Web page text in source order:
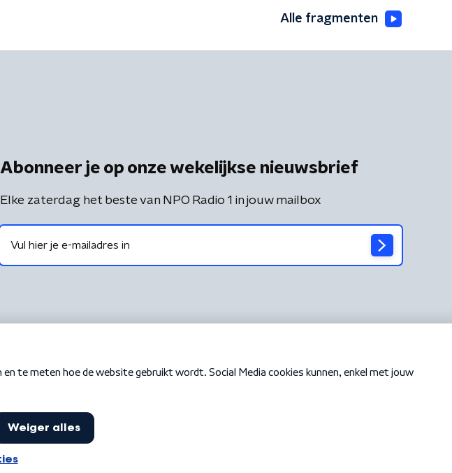
Alle fragmenten
Abonneer je op onze wekelijkse nieuwsbrief
Elke zaterdag het beste van NPO Radio 1 in jouw mailbox